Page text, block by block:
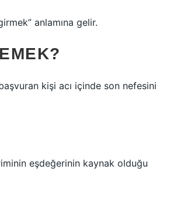
anlamına gelir.
kişi acı içinde son nefesini
eşdeğerinin kaynak olduğu